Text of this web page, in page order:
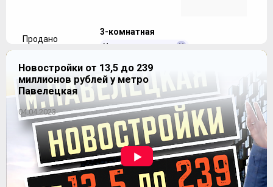
Продано
3-комнатная
Уточнить наличие
109-109 м2 Продано
ЖК "Лесные озера" (К-2)
Новостройки от 13,5 до 239
миллионов рублей у метро
Павелецкая
04.04.2023